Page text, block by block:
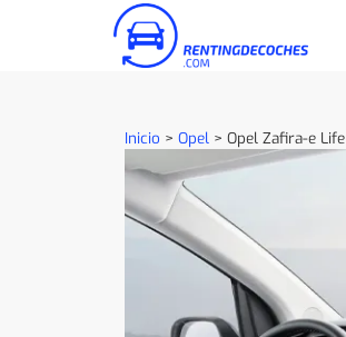
Inicio > Opel > Opel Zafira-e Life